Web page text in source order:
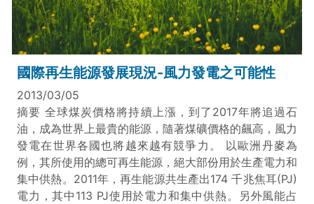
國際再生能源發展現況-風力發電之可能性
2013/03/05
摘要 全球煤炭價格將持續上漲，到了2017年將追過石
油，成為世界上最貴的能源，隨著煤礦價格的飆高，風力
發電在世界各國也將越來越有競爭力。 以歐洲丹麥為
例，其所使用的總可再生能源，絕大部份用於生產電力和
集中供熱。2011年，再生能源共生產出174 千兆焦耳(PJ)
電力，其中113 PJ使用於電力和集中供熱。另外風能占